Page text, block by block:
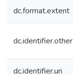
dc.format.extent
dc.identifier.other
dc.identifier.uri